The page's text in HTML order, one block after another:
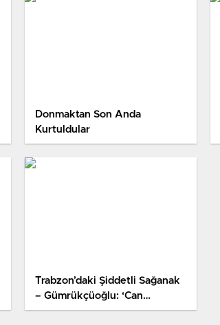
Donmaktan Son Anda
Kurtuldular
Trabzon’daki Şiddetli Sağanak
– Gümrükçüoğlu: ‘Can
Kaybının Olmaması En Büyük